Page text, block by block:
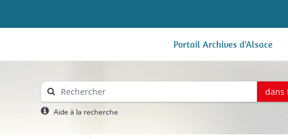
Portail Archives d'Alsace
dans
Aide à la recherche